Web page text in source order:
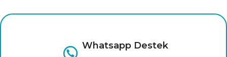
Whatsapp Destek